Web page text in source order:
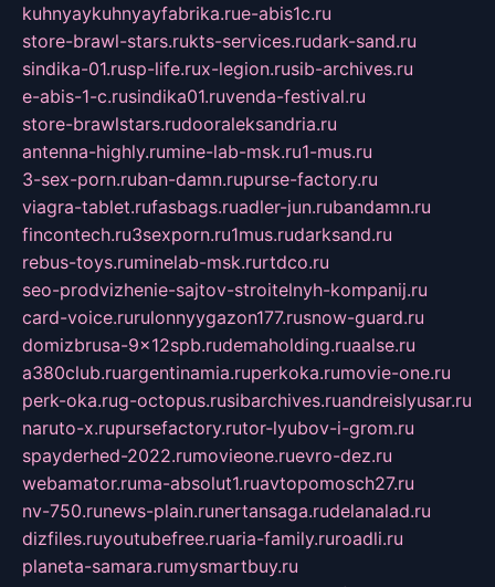
kuhnyaykuhnyayfabrika.rue-abis1c.ru
store-brawl-stars.rukts-services.rudark-sand.ru
sindika-01.rusp-life.rux-legion.rusib-archives.ru
e-abis-1-c.rusindika01.ruvenda-festival.ru
store-brawlstars.rudooraleksandria.ru
antenna-highly.rumine-lab-msk.ru1-mus.ru
3-sex-porn.ruban-damn.rupurse-factory.ru
viagra-tablet.rufasbags.ruadler-jun.rubandamn.ru
fincontech.ru3sexporn.ru1mus.rudarksand.ru
rebus-toys.ruminelab-msk.rurtdco.ru
seo-prodvizhenie-sajtov-stroitelnyh-kompanij.ru
card-voice.rurulonnyygazon177.rusnow-guard.ru
domizbrusa-9x12spb.rudemaholding.ruaalse.ru
a380club.ruargentinamia.ruperkoka.rumovie-one.ru
perk-oka.rug-octopus.rusibarchives.ruandreislyusar.ru
naruto-x.rupursefactory.rutor-lyubov-i-grom.ru
spayderhed-2022.rumovieone.ruevro-dez.ru
webamator.ruma-absolut1.ruavtopomosch27.ru
nv-750.runews-plain.runertansaga.rudelanalad.ru
dizfiles.ruyoutubefree.ruaria-family.ruroadli.ru
planeta-samara.rumysmartbuy.ru